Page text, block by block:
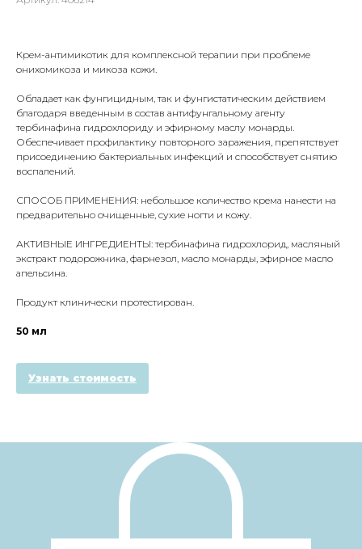
Крем-антимикотик для комплексной терапии при проблеме
онихомикоза и микоза кожи.
Обладает как фунгицидным, так и фунгистатическим действием
благодаря введенным в состав антифунгальному агенту
тербинафина гидрохлориду и эфирному маслу монарды.
Обеспечивает профилактику повторного заражения, препятствует
присоединению бактериальных инфекций и способствует снятию
воспалений.
СПОСОБ ПРИМЕНЕНИЯ: небольшое количество крема нанести на
предварительно очищенные, сухие ногти и кожу.
АКТИВНЫЕ ИНГРЕДИЕНТЫ: тербинафина гидрохлорид, масляный
экстракт подорожника, фарнезол, масло монарды, эфирное масло
апельсина.
Продукт клинически протестирован.
50 мл
Узнать стоимость